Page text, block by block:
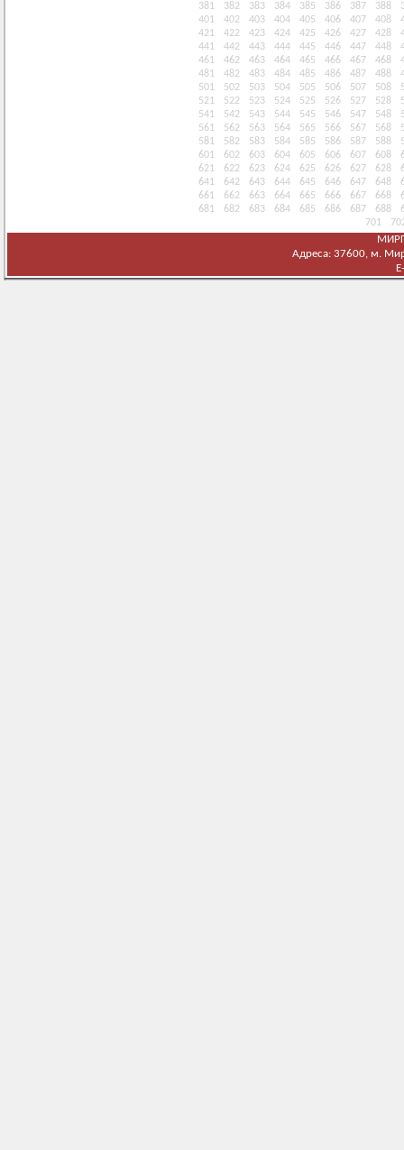
381 382 383 384 385 386 387 388
401
402 403 404 405 406 407 408
421
422 423 424 425 426 427 428
441
442 443 444 445 446 447 448
461
462 463 464 465 466 467 468
481
482 483 484 485 486 487 488
501
502 503 504 505 506 507 508
521
522 523 524 525 526 527 528
541
542 543 544 545 546 547 548
561
562 563 564 565 566 567 568
581
582 583 584 585 586 587 588
601
602 603 604 605 606 607 608
621
622 623 624 625 626 627 628
641
642 643 644 645 646 647 648
661
662 663 664 665 666 667 668
681
682 683 684 685 686 687 688
701
Адреса: 37600, м.